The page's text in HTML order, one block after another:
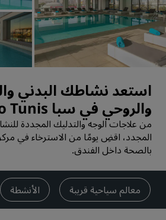
استعد نشاطك البدني
والروحي في سبا Laico Tunis
من علاجات الوجه والتدليك المجددة
المجدد، اقضِ يومًا من الاسترخاء في مركز
بالصحة داخل الفندق.
معالم سياحية قريبة الأنشطة